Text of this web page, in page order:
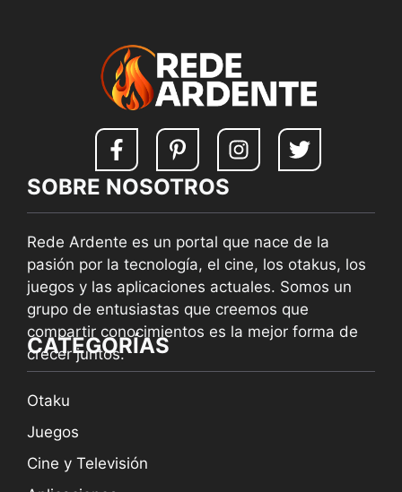
SOBRE NOSOTROS
Rede Ardente es un portal que nace de la
pasión por la tecnología, el cine, los otakus, los
juegos y las aplicaciones actuales. Somos un
grupo de entusiastas que creemos que
compartir conocimientos es la mejor forma de
crecer juntos.
CATEGORÍAS
Otaku
Juegos
Cine y Televisión